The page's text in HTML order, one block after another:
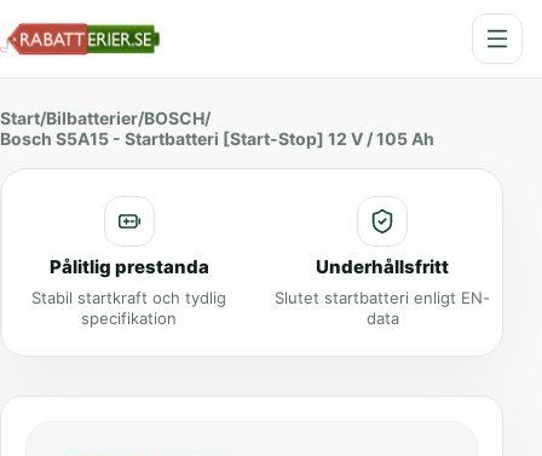
Start/Bilbatterier/BOSCH/
Bosch S5A15 - Startbatteri [Start-Stop] 12 V / 105 Ah
Pålitlig prestanda
Stabil startkraft och tydlig
specifikation
Underhållsfritt
Slutet startbatteri enligt EN-
data